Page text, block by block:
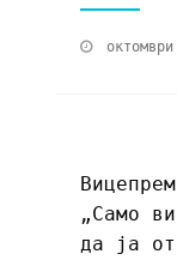
„Само
да ја